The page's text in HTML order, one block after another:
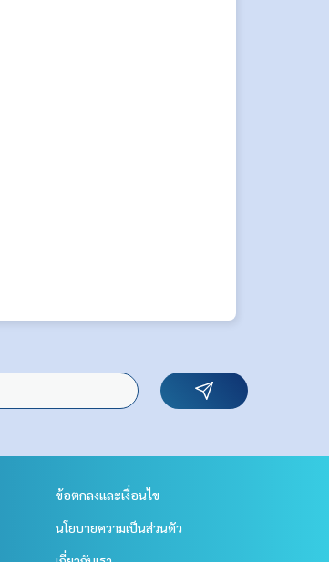
ข้อตกลงและเงื่อนไข
นโยบายความเป็นส่วนตัว